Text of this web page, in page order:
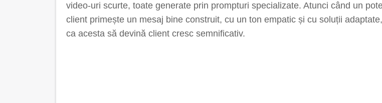
video-uri scurte, toate generate prin prompturi specializate. Atunci când un
client primește un mesaj bine construit, cu un ton empatic și cu soluții
ca acesta să devină client cresc semnificativ.